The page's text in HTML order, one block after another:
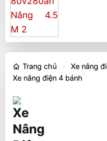
Trang chủ Xe nâng
Xe nâng điện 4 bánh